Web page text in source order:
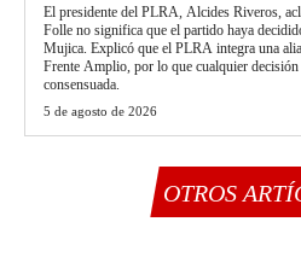
El presidente del PLRA, Alcides Riveros,
Folle no significa que el partido haya
Mujica. Explicó que el PLRA integra una
Frente Amplio, por lo que cualquier
consensuada.
5 de agosto de 2026
OTROS